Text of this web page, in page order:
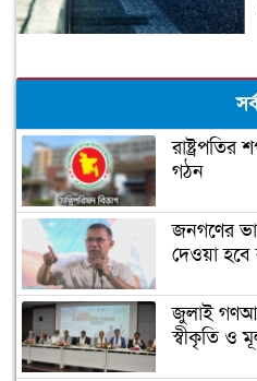
রাষ্ট্রপতির
গঠন
জনগণের
দেওয়া হবে
জুলাই
স্বীকৃতি ও